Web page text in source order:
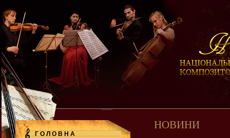
Г О Л О В Н А
НОВИНИ